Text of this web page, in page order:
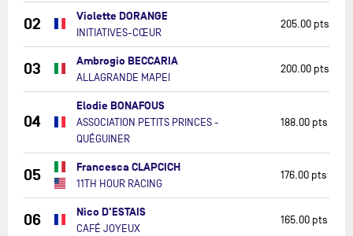
02 Violette DORANGE
INITIATIVES-CŒUR
205.00 pts
03 Ambrogio BECCARIA
ALLAGRANDE MAPEI
200.00 pts
04
Elodie BONAFOUS
ASSOCIATION PETITS PRINCES -
QUÉGUINER
188.00 pts
05 Francesca CLAPCICH
11TH HOUR RACING
176.00 pts
06 Nico D'ESTAIS
CAFÉ JOYEUX
165.00 pts